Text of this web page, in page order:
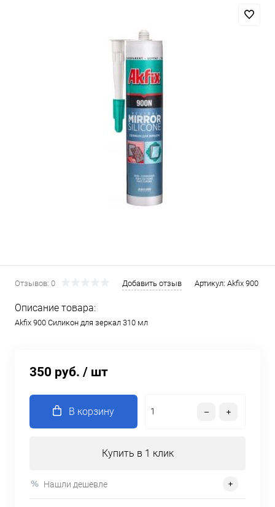
Отзывов: 0 Добавить отзыв Артикул: Akfix 900
Описание товара:
Akfix 900 Силикон для зеркал 310 мл
350 руб. / шт
В корзину
Купить в 1 клик
Нашли дешевле